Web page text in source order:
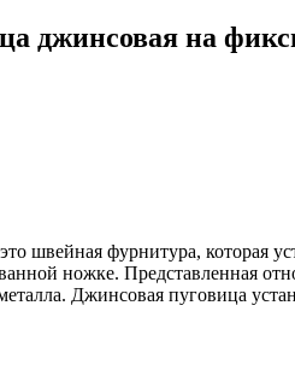
джинсовая на
швейная фурнитура, которая
ножке. Представленная
Джинсовая пуговица